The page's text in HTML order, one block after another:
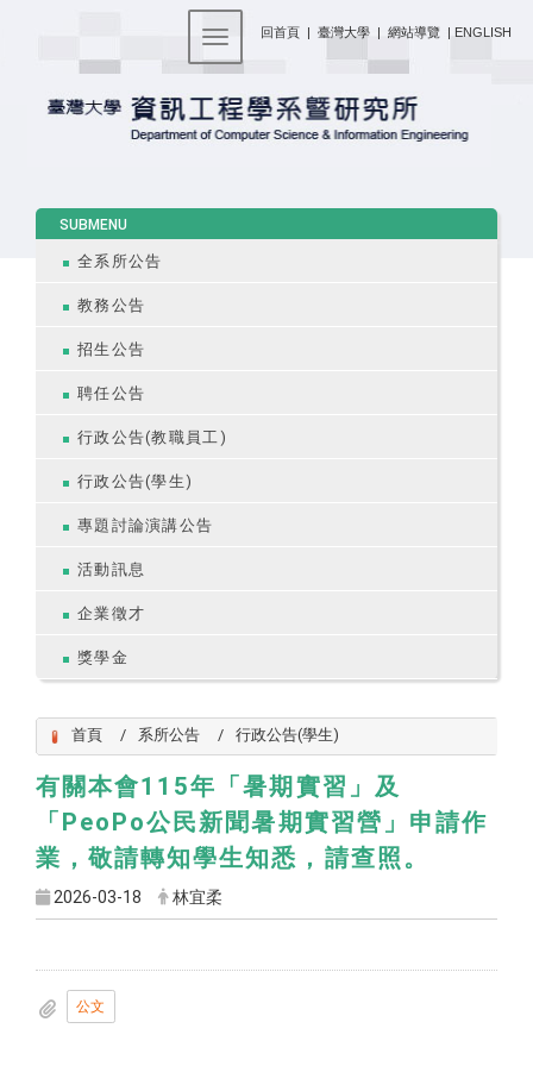
回首頁 | 臺灣大學 | 網站導覽 | ENGLISH
Toggle navigation
SUBMENU
全系所公告
教務公告
招生公告
聘任公告
行政公告(教職員工)
行政公告(學生)
專題討論演講公告
活動訊息
企業徵才
獎學金
首頁 系所公告 行政公告(學生)
有關本會115年「暑期實習」及
「PeoPo公民新聞暑期實習營」申請作
業，敬請轉知學生知悉，請查照。
2026-03-18 林宜柔
公文